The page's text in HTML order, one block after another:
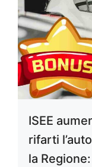
ISEE
rifarti
la